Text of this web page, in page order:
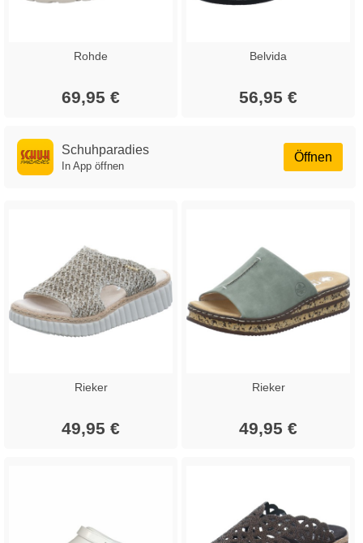
Rohde
69,95 €
Belvida
56,95 €
Öffnen
Schuhparadies
In App öffnen
Rieker
49,95 €
Rieker
49,95 €